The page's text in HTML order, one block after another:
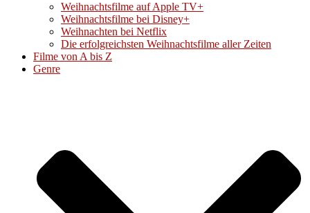
Weihnachtsfilme auf Apple TV+
Weihnachtsfilme bei Disney+
Weihnachten bei Netflix
Die erfolgreichsten Weihnachtsfilme aller Zeiten
Filme von A bis Z
Genre